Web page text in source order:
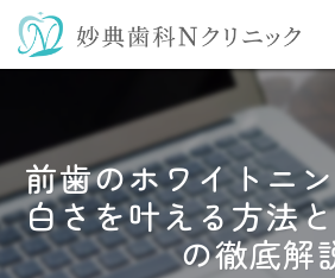
前歯のホワイトニ
白さを叶える方法
の徹底解